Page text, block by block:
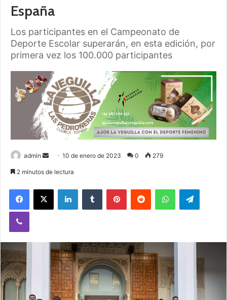
España
Los participantes en el Campeonato de
Deporte Escolar superarán, en esta edición, por
primera vez los 100.000 participantes
admin
e
m
a
10 de enero de 2023 0 279
2 minutos de lectura